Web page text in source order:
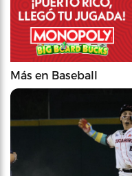
Más en Baseball